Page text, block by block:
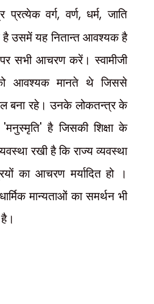
वर्ग,वर्ण,धर्म,जाति
है उसमें यह नितान्त आवश्यक है
सभी आचरण करें। स्वामीजी
को आवश्यक मानते थे जिससे
बना रहे। उनके लोकतन्त्र के
'मनुस्मृति'है जिसकी शिक्षा के
रखी है कि राज्य व्यवस्था
का आचरण मर्यादित हो ।
मान्यताओं का समर्थन भी